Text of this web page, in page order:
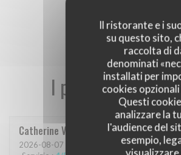
Il ristorante e i
su questo sito,
raccolta di
denominati
installati per
cookies
Questi
analizzare la
l'audience del
esempio,
I pareri dei
Catherine V
2026-08-07 - 13:30 - Ospiti 3